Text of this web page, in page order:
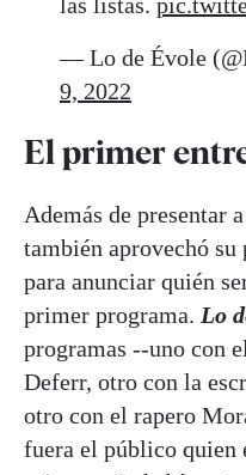
— Lo de Évole
9, 2022
El primer
Además de presentar
también aprovechó su
para anunciar quién
primer programa. Lo
programas --uno con
Deferr, otro con la
otro con el rapero
fuera el público quien